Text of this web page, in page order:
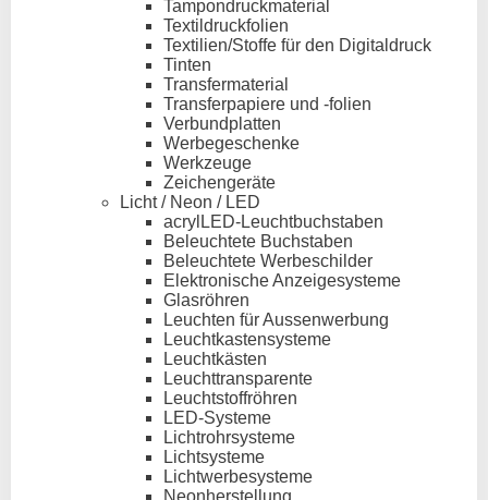
Tampondruckmaterial
Textildruckfolien
Textilien/Stoffe für den Digitaldruck
Tinten
Transfermaterial
Transferpapiere und -folien
Verbundplatten
Werbegeschenke
Werkzeuge
Zeichengeräte
Licht / Neon / LED
acrylLED-Leuchtbuchstaben
Beleuchtete Buchstaben
Beleuchtete Werbeschilder
Elektronische Anzeigesysteme
Glasröhren
Leuchten für Aussenwerbung
Leuchtkastensysteme
Leuchtkästen
Leuchttransparente
Leuchtstoffröhren
LED-Systeme
Lichtrohrsysteme
Lichtsysteme
Lichtwerbesysteme
Neonherstellung